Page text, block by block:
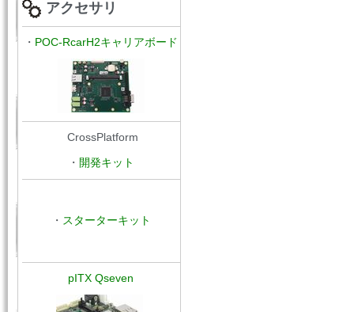
アクセサリ
・ POC-RcarH2キャリアボード
CrossPlatform
・ 開発キット
・ スターターキット
pITX Qseven